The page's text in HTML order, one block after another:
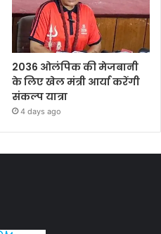
2036 ओलंपिक की मेजबानी
के लिए खेल मंत्री आर्या करेंगी
संकल्प यात्रा
4 days ago